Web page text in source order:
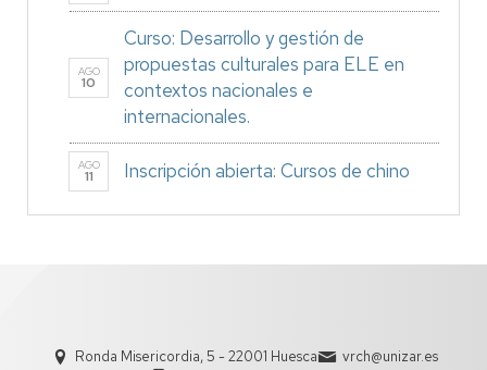
AGO
10
Curso: Desarrollo y gestión de
propuestas culturales para ELE en
contextos nacionales e
internacionales.
AGO
11 Inscripción abierta: Cursos de chino
Ronda Misericordia, 5 - 22001 Huesca
vrch@unizar.es